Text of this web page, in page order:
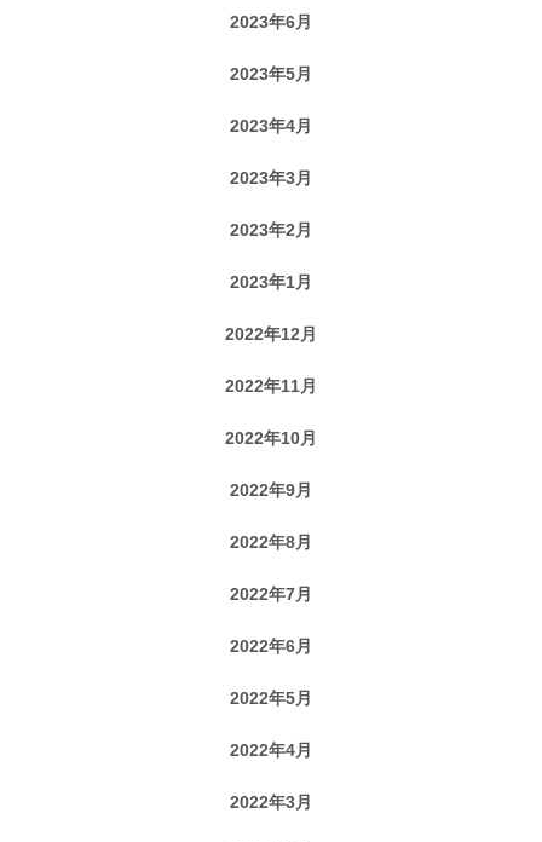
2023年6月
2023年5月
2023年4月
2023年3月
2023年2月
2023年1月
2022年12月
2022年11月
2022年10月
2022年9月
2022年8月
2022年7月
2022年6月
2022年5月
2022年4月
2022年3月